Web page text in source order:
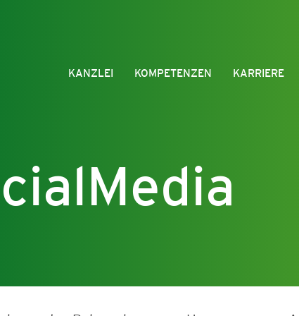
KANZLEI KOMPETENZEN KARRIERE